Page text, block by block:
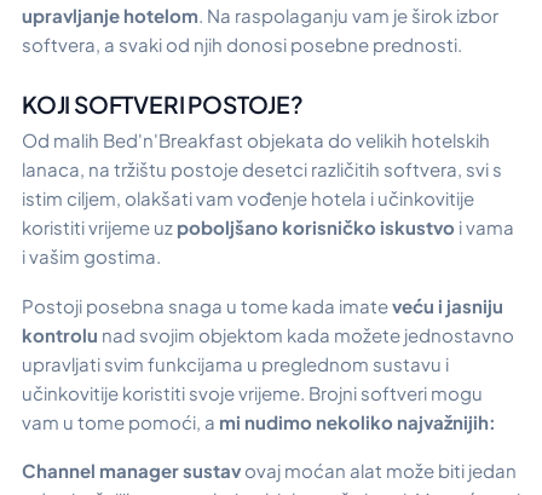
upravljanje hotelom. Na raspolaganju vam je širok izbor
softvera, a svaki od njih donosi posebne prednosti.
KOJI SOFTVERI POSTOJE?
Od malih Bed'n'Breakfast objekata do velikih hotelskih
lanaca, na tržištu postoje desetci različitih softvera, svi s
istim ciljem, olakšati vam vođenje hotela i učinkovitije
koristiti vrijeme uz poboljšano korisničko iskustvo i vama
i vašim gostima.
Postoji posebna snaga u tome kada imateveću i jasniju
kontrolu nad svojim objektom kada možete jednostavno
upravljati svim funkcijama u preglednom sustavu i
učinkovitije koristiti svoje vrijeme. Brojni softveri mogu
vam u tome pomoći, a mi nudimo nekoliko najvažnijih:
Channel manager sustav ovaj moćan alat može biti jedan